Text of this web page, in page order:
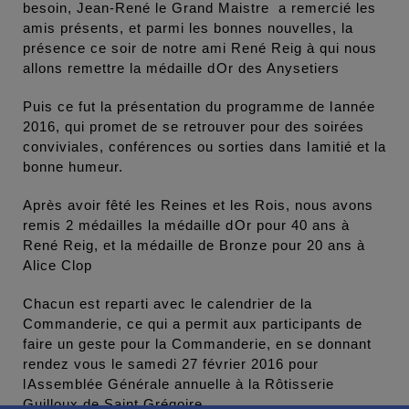
besoin, Jean-René le Grand Maistre a remercié les
amis présents, et parmi les bonnes nouvelles, la
présence ce soir de notre ami René Reig à qui nous
allons remettre la médaille dOr des Anysetiers
Puis ce fut la présentation du programme de lannée
2016, qui promet de se retrouver pour des soirées
conviviales, conférences ou sorties dans lamitié et la
bonne humeur.
Après avoir fêté les Reines et les Rois, nous avons
remis 2 médailles la médaille dOr pour 40 ans à
René Reig, et la médaille de Bronze pour 20 ans à
Alice Clop
Chacun est reparti avec le calendrier de la
Commanderie, ce qui a permit aux participants de
faire un geste pour la Commanderie, en se donnant
rendez vous le samedi 27 février 2016 pour
lAssemblée Générale annuelle à la Rôtisserie
Guilloux de Saint Grégoire.